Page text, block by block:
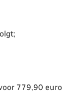
779,90 euro